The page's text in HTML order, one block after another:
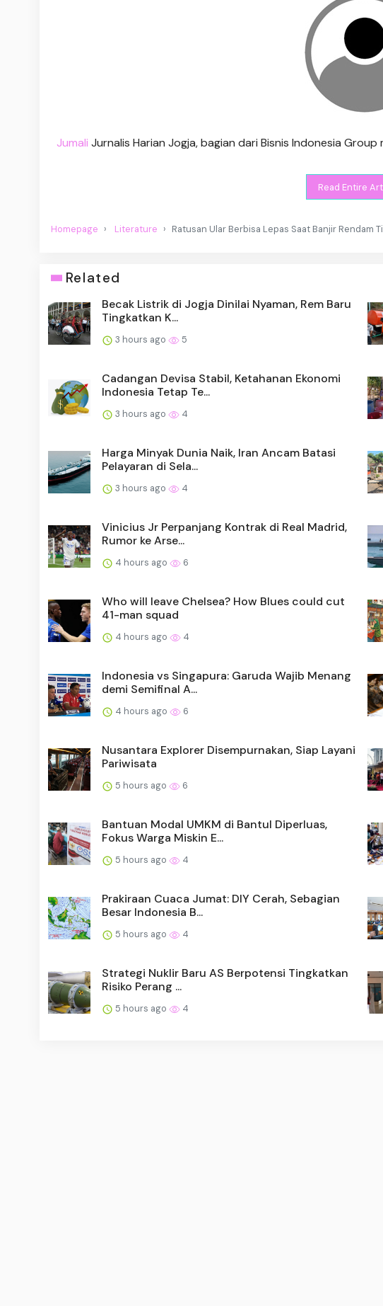
Jumali Jurnalis Harian Jogja, bagian dari Bisnis Indonesia
Read Entire
Homepage Literature Ratusan Ular Berbisa Lepas Saat Banjir Rendam
Related
Becak Listrik di Jogja Dinilai Nyaman, Rem Baru
Tingkatkan K...
3 hours ago 5
Cadangan Devisa Stabil, Ketahanan Ekonomi
Indonesia Tetap Te...
3 hours ago 4
Harga Minyak Dunia Naik, Iran Ancam Batasi
Pelayaran di Sela...
3 hours ago 4
Vinicius Jr Perpanjang Kontrak di Real Madrid,
Rumor ke Arse...
4 hours ago 6
Who will leave Chelsea? How Blues could cut
41-man squad
4 hours ago 4
Indonesia vs Singapura: Garuda Wajib Menang
demi Semifinal A...
4 hours ago 6
Nusantara Explorer Disempurnakan, Siap Layani
Pariwisata
5 hours ago 6
Bantuan Modal UMKM di Bantul Diperluas,
Fokus Warga Miskin E...
5 hours ago 4
Prakiraan Cuaca Jumat: DIY Cerah, Sebagian
Besar Indonesia B...
5 hours ago 4
Strategi Nuklir Baru AS Berpotensi Tingkatkan
Risiko Perang ...
5 hours ago 4